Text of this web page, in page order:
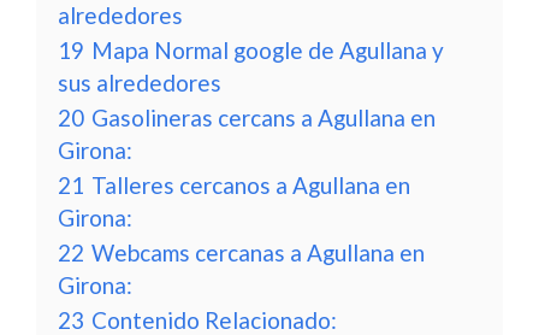
alrededores
19 Mapa Normal google de Agullana y
sus alrededores
20 Gasolineras cercans a Agullana en
Girona:
21 Talleres cercanos a Agullana en
Girona:
22 Webcams cercanas a Agullana en
Girona:
23 Contenido Relacionado: